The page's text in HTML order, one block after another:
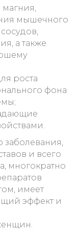
мышечного
а также
роста
фона
и всего
многократно
имеет
эффект и